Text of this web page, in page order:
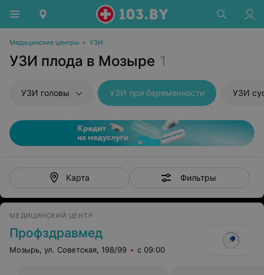
Медицинские центры • УЗИ
УЗИ плода в Мозыре 1
УЗИ головы УЗИ при беременности УЗИ
Карта Фильтры
МЕДИЦИНСКИЙ ЦЕНТР
Профздравмед
Мозырь, ул. Советская, 198/99 с 09:00